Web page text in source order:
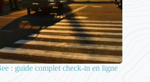
: guide complet check-in en ligne